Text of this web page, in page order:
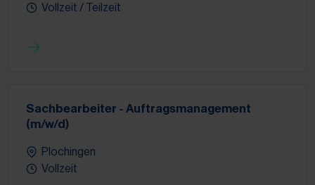
Vollzeit / Teilzeit
Sachbearbeiter - Auftragsmanagement
(m/w/d)
Plochingen
Vollzeit